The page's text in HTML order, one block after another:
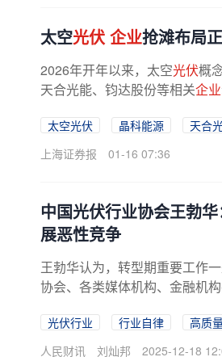
太空光伏 企业抢滩布局
2026年开年以来，太空光伏概
天合光能、钧达股份等相关企业
太空光伏 晶科能源
天合
上海证券报
01-16 07:36
中国光伏行业协会王勃华
展恶性竞争
王勃华认为，转型期重要工作
协会、各类媒体机构、金融机构
光伏行业 行业自律
高质
人民财讯
刘灿邦 2025-12-18